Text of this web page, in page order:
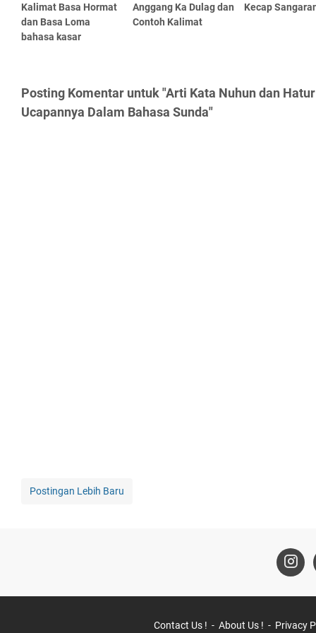
Kalimat Basa Hormat
dan Basa Loma
bahasa kasar
Anggang Ka Dulag dan
Contoh Kalimat
Kecap
Posting Komentar untuk "Arti Kata Nuhun dan
Ucapannya Dalam Bahasa Sunda"
Postingan Lebih Baru
Contact Us ! About Us ! Privacy